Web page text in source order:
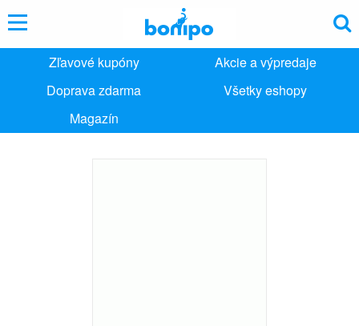
Zľavové kupóny
Akcie a výpredaje
Doprava zdarma
Všetky eshopy
Magazín